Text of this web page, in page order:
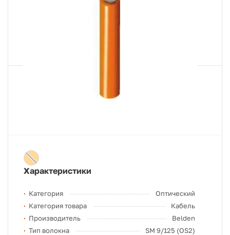
Характеристики
Категория
Оптический
Категория товара
Кабель
Производитель
Belden
Тип волокна
SM 9/125 (OS2)